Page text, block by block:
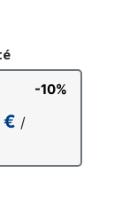
-10%
€ /